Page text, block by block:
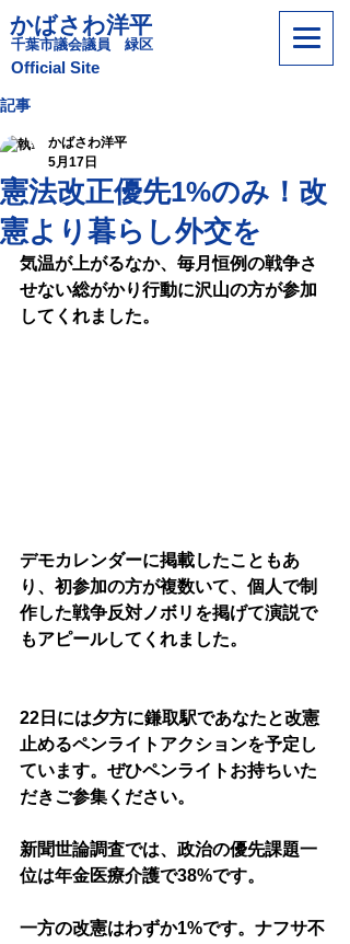
かばさわ洋平
​千葉市議会議員 緑区
​Official Site
記事
憲法改正優先1%のみ！改
憲より暮らし外交を
かばさわ洋平
5月17日
気温が上がるなか、毎月恒例の戦争さ
せない総がかり行動に沢山の方が参加
してくれました。
デモカレンダーに掲載したこともあ
り、初参加の方が複数いて、個人で制
作した戦争反対ノボリを掲げて演説で
もアピールしてくれました。
22日には夕方に鎌取駅であなたと改憲
止めるペンライトアクションを予定し
ています。ぜひペンライトお持ちいた
だきご参集ください。
新聞世論調査では、政治の優先課題一
位は年金医療介護で38%です。
一方の改憲はわずか1%です。ナフサ不